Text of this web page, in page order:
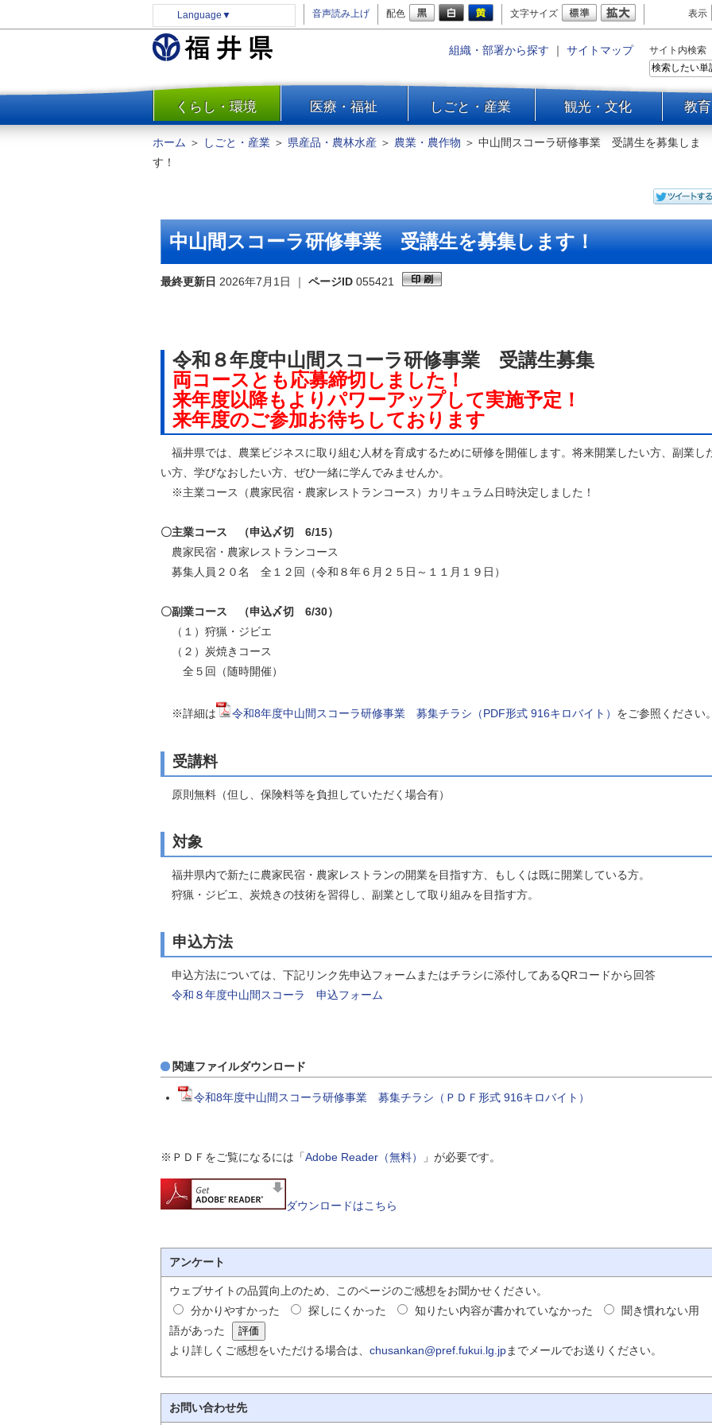
Language ▼ 音声読み上げ 配色 文字サイズ 表示
組織・部署から探す ｜ サイトマップ サイト内検索
一覧
くらし・環境 医療・福祉 しごと・産業 観光・文化 教
防災
安全安心
住まい・土地
環境問題・廃棄物対策・リサ
自然
ホーム ＞ しごと・産業 ＞ 県産品・農林水産 ＞ 農業・農作物 ＞ 中山間スコーラ研修事業 受講生を募集しま
す！
中山間スコーラ研修事業 受講生を募集します！
最終更新日 2026年7月1日 ｜ ページID 055421
令和８年度中山間スコーラ研修事業 受講生募集
両コースとも応募締切しました！
来年度以降もよりパワーアップして実施予定！
来年度のご参加お待ちしております
福井県では、農業ビジネスに取り組む人材を育成するために研修を開催します。将来開業したい方、副業し
い方、学びなおしたい方、ぜひ一緒に学んでみませんか。
※主業コース（農家民宿・農家レストランコース）カリキュラム日時決定しました！
〇主業コース （申込〆切 6/15）
農家民宿・農家レストランコース
募集人員２０名 全１２回（令和８年６月２５日～１１月１９日）
〇副業コース （申込〆切 6/30）
（１）狩猟・ジビエ
（２）炭焼きコース
全５回（随時開催）
※詳細は 令和8年度中山間スコーラ研修事業 募集チラシ（PDF形式 916キロバイト） をご参照ください。
受講料
原則無料（但し、保険料等を負担していただく場合有）
対象
福井県内で新たに農家民宿・農家レストランの開業を目指す方、もしくは既に開業している方。
狩猟・ジビエ、炭焼きの技術を習得し、副業として取り組みを目指す方。
申込方法
申込方法については、下記リンク先申込フォームまたはチラシに添付してあるQRコードから回答
令和８年度中山間スコーラ 申込フォーム
関連ファイルダウンロード
令和8年度中山間スコーラ研修事業 募集チラシ（ＰＤＦ形式 916キロバイト）
※ＰＤＦをご覧になるには「Adobe Reader（無料） 」が必要です。
ダウンロードはこちら
アンケート
ウェブサイトの品質向上のため、このページのご感想をお聞かせください。
分かりやすかった
探しにくかった 知りたい内容が書かれていなかった
聞き慣れない用
語があった
より詳しくご感想をいただける場合は、 chusankan@pref.fukui.lg.jpまでメールでお送りください。
お問い合わせ先